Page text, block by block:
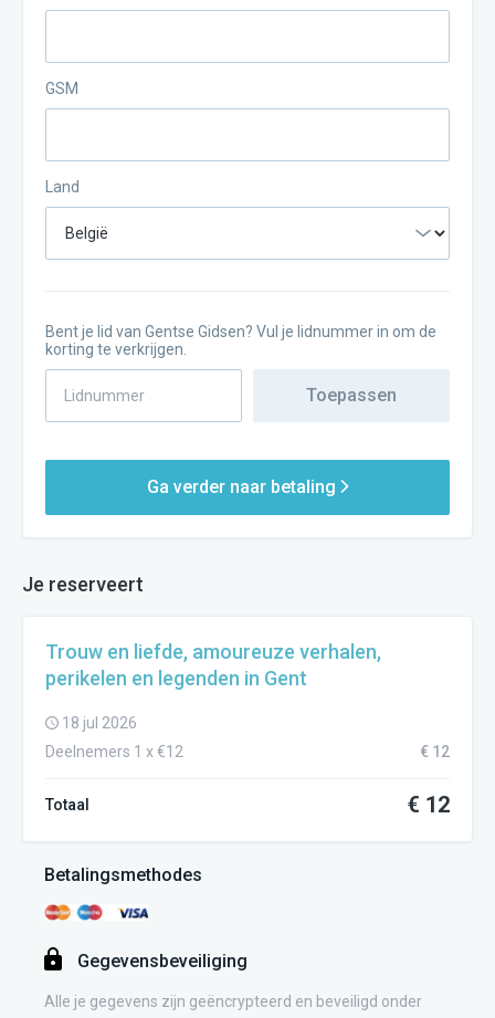
GSM
Land
Bent je lid van Gentse Gidsen? Vul je lidnummer in om de
korting te verkrijgen.
Toepassen
Ga verder naar betaling
Je reserveert
Trouw en liefde, amoureuze verhalen,
perikelen en legenden in Gent
18 jul 2026
Deelnemers 1 x €12
€ 12
Totaal € 12
Betalingsmethodes
Gegevensbeveiliging
Alle je gegevens zijn geëncrypteerd en beveiligd onder